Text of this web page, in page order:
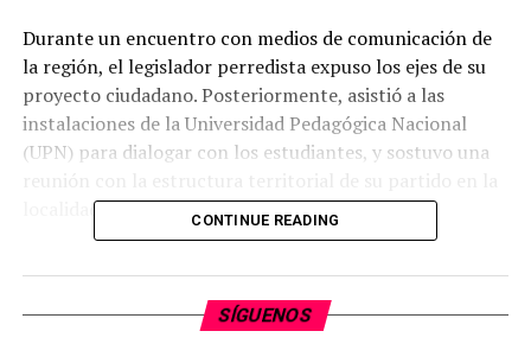
Durante un encuentro con medios de comunicación de
la región, el legislador perredista expuso los ejes de su
proyecto ciudadano. Posteriormente, asistió a las
instalaciones de la Universidad Pedagógica Nacional
(UPN) para dialogar con los estudiantes, y sostuvo una
localidad.
familia del municipio, además de un evento de
CONTINUE READING
SÍGUENOS